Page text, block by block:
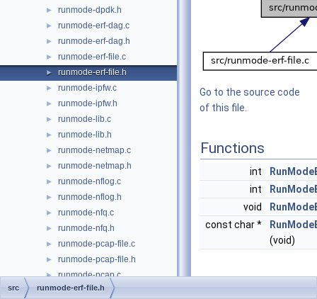
► runmode-dpdk.h
► runmode-erf-dag.c
► runmode-erf-dag.h
► runmode-erf-file.c
► runmode-erf-file.h
► runmode-ipfw.c
► runmode-ipfw.h
► runmode-lib.c
► runmode-lib.h
► runmode-netmap.c
► runmode-netmap.h
► runmode-nflog.c
► runmode-nflog.h
► runmode-nfq.c
► runmode-nfq.h
► runmode-pcap-file.c
► runmode-pcap-file.h
► runmode-pcap.c
► runmode-pcap.h
Go to the source code
of this file.
Functions
int
int
void
const char *
(void)
src runmode-erf-file.h